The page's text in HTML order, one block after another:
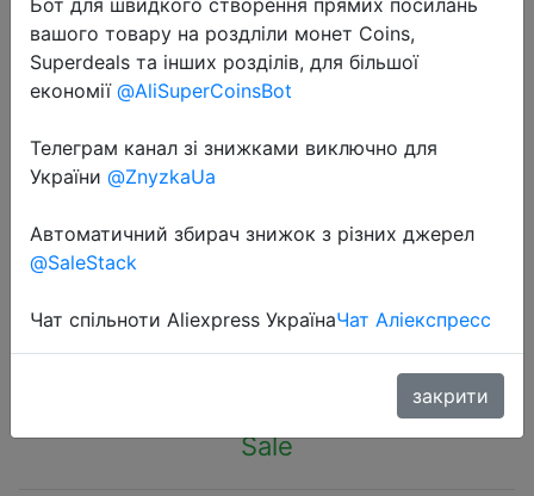
Футбольный мяч для детей в
помещении, размер 1,5 черный
белый мяч игра для малышей
мягкий ТПУ, Диаметр: 14,5 см
$8.68
Sale
вашого товару на роздліли монет Coins,
Superdeals та інших розділів, для більшої
економії @AliSuperCoinsBot
Телеграм канал зі знижками виключно для
України @ZnyzkaUa
Автоматичний збирач знижок з різних джерел
@SaleStack
Чат спільноти Aliexpress УкраїнаЧат Аліекспресс
закрити